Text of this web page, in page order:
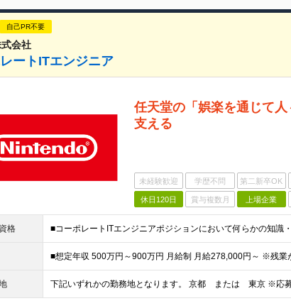
自己PR不要
会社
ートITエンジニア
任天堂の「娯楽を通じて
支える
未経験歓迎 学歴不問 第二新卒OK
休日120日 賞与複数月 上場企業
格